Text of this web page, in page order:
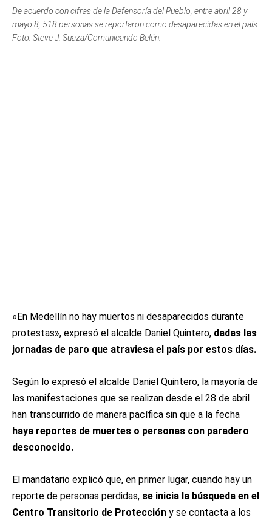
De acuerdo con cifras de la Defensoría del Pueblo, entre abril 28 y
mayo 8, 518 personas se reportaron como desaparecidas en el país.
Foto: Steve J. Suaza/Comunicando Belén.
«En Medellín no hay muertos ni desaparecidos durante
protestas», expresó el alcalde Daniel Quintero, dadas las
jornadas de paro que atraviesa el país por estos días.
Según lo expresó el alcalde Daniel Quintero, la mayoría de
las manifestaciones que se realizan desde el 28 de abril
han transcurrido de manera pacífica sin que a la fecha
haya reportes de muertes o personas con paradero
desconocido.
El mandatario explicó que, en primer lugar, cuando hay un
reporte de personas perdidas, se inicia la búsqueda en el
Centro Transitorio de Protección y se contacta a los